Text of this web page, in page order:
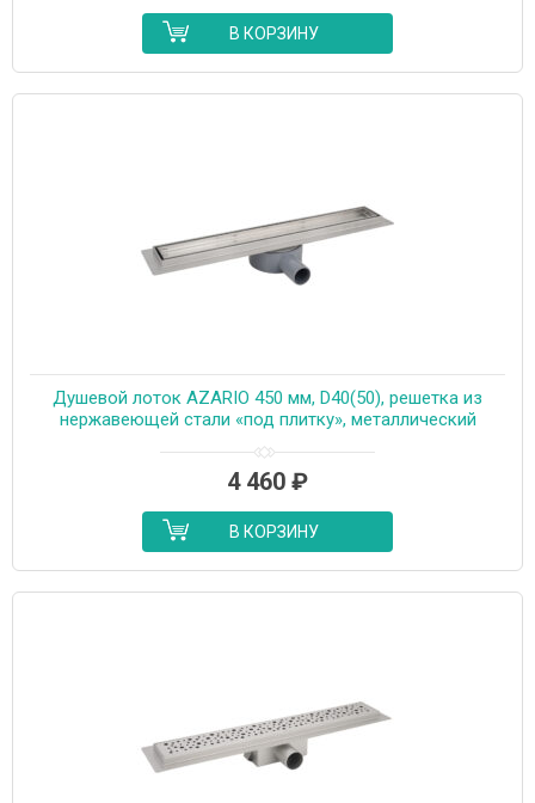
В КОРЗИНУ
Душевой лоток AZARIO 450 мм, D40(50), решетка из
нержавеющей стали «под плитку», металлический
(AZT3TILE450)
4 460 ₽
В КОРЗИНУ